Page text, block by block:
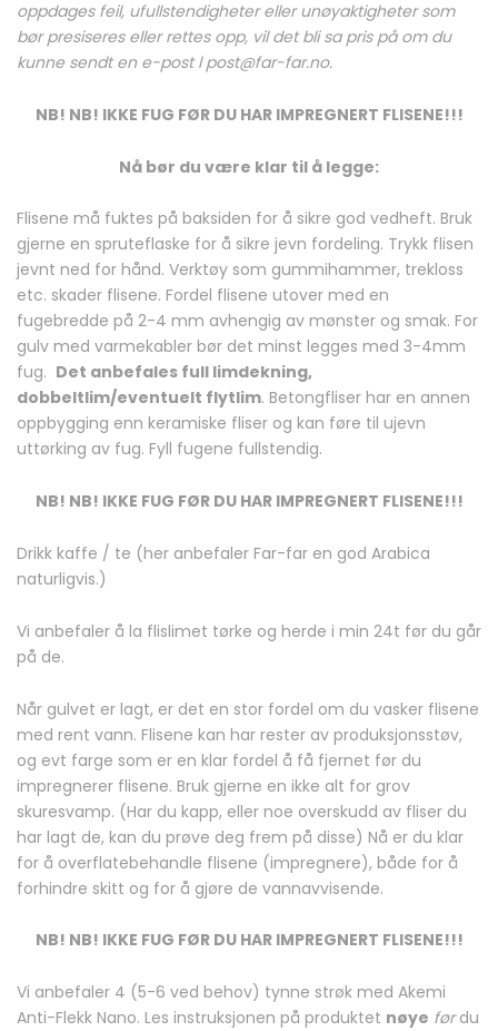
oppdages feil, ufullstendigheter eller unøyaktigheter som
bør presiseres eller rettes opp, vil det bli sa pris på om du
kunne sendt en e-post l post@far-far.no.
NB! NB! IKKE FUG FØR DU HAR IMPREGNERT FLISENE!!!
Nå bør du være klar til å legge:
Flisene må fuktes på baksiden for å sikre god vedheft. Bruk
gjerne en spruteflaske for å sikre jevn fordeling. Trykk flisen
jevnt ned for hånd. Verktøy som gummihammer, trekloss
etc. skader flisene. Fordel flisene utover med en
fugebredde på 2-4 mm avhengig av mønster og smak. For
gulv med varmekabler bør det minst legges med 3-4mm
fug. Det anbefales full limdekning,
dobbeltlim/eventuelt flytlim. Betongfliser har en annen
oppbygging enn keramiske fliser og kan føre til ujevn
uttørking av fug. Fyll fugene fullstendig.
NB! NB! IKKE FUG FØR DU HAR IMPREGNERT FLISENE!!!
Drikk kaffe / te (her anbefaler Far-far en god Arabica
naturligvis.)
Vi anbefaler å la flislimet tørke og herde i min 24t før du går
på de.
Når gulvet er lagt, er det en stor fordel om du vasker flisene
med rent vann. Flisene kan har rester av produksjonsstøv,
og evt farge som er en klar fordel å få fjernet før du
impregnerer flisene. Bruk gjerne en ikke alt for grov
skuresvamp. (Har du kapp, eller noe overskudd av fliser du
har lagt de, kan du prøve deg frem på disse) Nå er du klar
for å overflatebehandle flisene (impregnere), både for å
forhindre skitt og for å gjøre de vannavvisende.
NB! NB! IKKE FUG FØR DU HAR IMPREGNERT FLISENE!!!
Vi anbefaler 4 (5-6 ved behov) tynne strøk med Akemi
Anti-Flekk Nano. Les instruksjonen på produktet nøye førdu